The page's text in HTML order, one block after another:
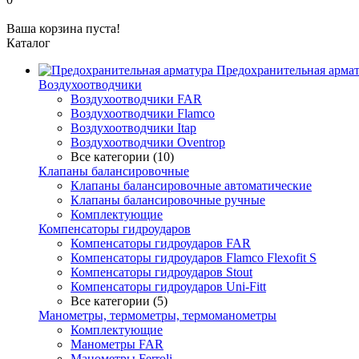
Ваша корзина пуста!
Каталог
Предохранительная
Воздухоотводчики
Воздухоотводчики FAR
Воздухоотводчики Flamco
Воздухоотводчики Itap
Воздухоотводчики Oventrop
Все категории (10)
Клапаны балансировочные
Клапаны балансировочные автоматические
Клапаны балансировочные ручные
Комплектующие
Компенсаторы гидроударов
Компенсаторы гидроударов FAR
Компенсаторы гидроударов Flamco Flexofit S
Компенсаторы гидроударов Stout
Компенсаторы гидроударов Uni-Fitt
Все категории (5)
Манометры, термометры, термоманометры
Комплектующие
Манометры FAR